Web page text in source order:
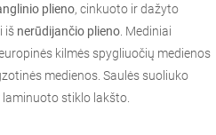
plieno, cinkuoto ir dažyto
iš nerūdijančio plieno. Mediniai
kilmės spygliuočių medienos
medienos. Saulės suoliuko
stiklo lakšto.